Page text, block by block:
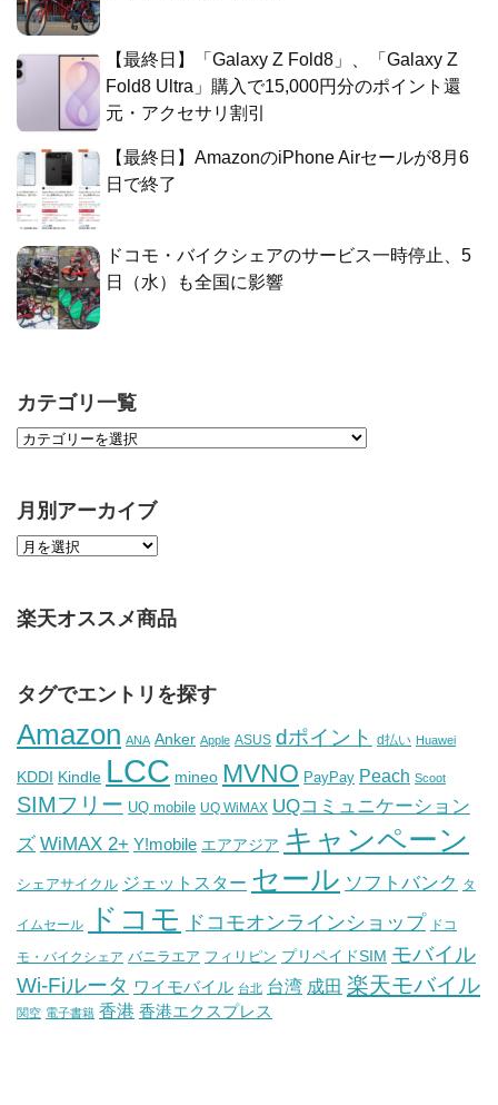
【最終日】「Galaxy Z Fold8」、「Galaxy Z
Fold8 Ultra」購入で15,000円分のポイント還
元・アクセサリ割引
【最終日】AmazonのiPhone Airセールが8月6
日で終了
ドコモ・バイクシェアのサービス一時停止、5
日（水）も全国に影響
カテゴリ一覧
月別アーカイブ
楽天オススメ商品
タグでエントリを探す
Amazon ANA Anker Apple ASUS dポイント d払い Huawei
KDDI Kindle LCC mineo MVNO PayPay Peach Scoot
SIMフリー UQ mobile UQ WiMAX UQコミュニケーション
ズ WiMAX 2+ Y!mobile エアアジア キャンペーン
シェアサイクル ジェットスター セール ソフトバンク タ
イムセール ドコモ ドコモオンラインショップ ドコ
モ・バイクシェア バニラエア フィリピン プリペイドSIM モバイル
Wi-Fiルータ ワイモバイル 台北 台湾 成田 楽天モバイル
関空 電子書籍 香港 香港エクスプレス